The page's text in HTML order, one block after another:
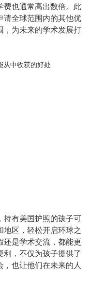
费也通常高出数倍。此
请全球范围内的其他优
，为未来的学术发展打
持有美国护照的孩子可
地区，轻松开启环球之
还是学术交流，都能更
利，不仅为孩子提供了
也让他们在未来的人